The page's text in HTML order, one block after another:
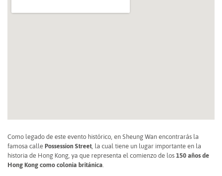
Como legado de este evento histórico, en Sheung Wan encontrarás la
famosa calle Possession Street , la cual tiene un lugar importante en la
historia de Hong Kong, ya que representa el comienzo de los 150 años de
Hong Kong como colonia británica